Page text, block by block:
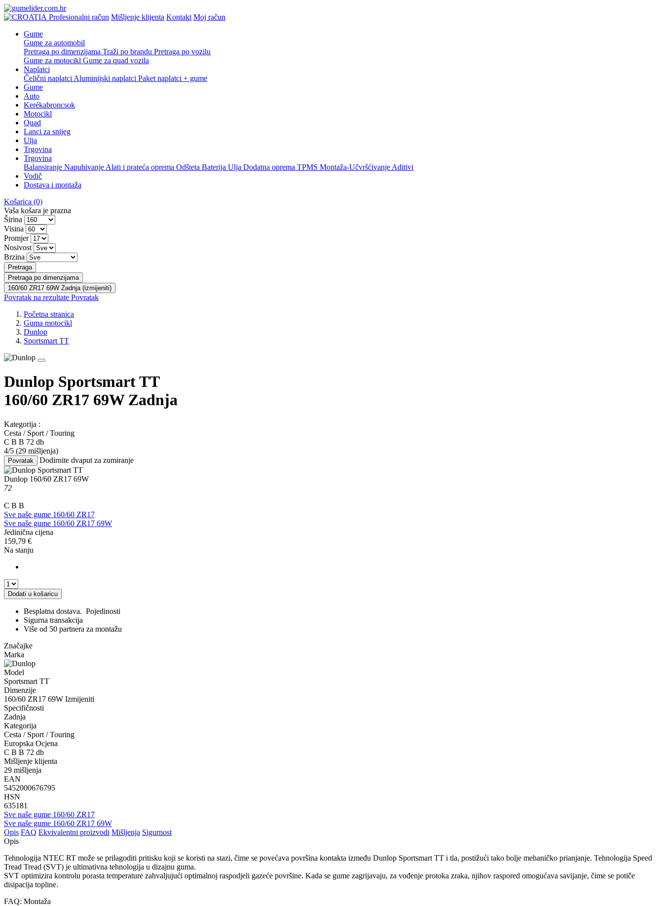
Profesionalni račun Mišljenje klijenta Kontakt Moj račun
Gume
Gume za automobil
Pretraga po dimenzijama Traži po brandu Pretraga po vozilu
Gume za motocikl Gume za quad vozila
Naplatci
Čelični naplatci Aluminijski naplatci Paket naplatci + gume
Gume
Auto
Kerékabroncsok
Motocikl
Quad
Lanci za snijeg
Ulja
Trgovina
Trgovina
Balansiranje Napuhivanje Alati i prateća oprema Odšteta Baterija Ulja Dodatna oprema TPMS Montaža-Učvršćivanje Aditivi
Vodič
Dostava i montaža
Košarica (0)
Vaša košara je prazna
Širina
Visina
Promjer
Nosivost
Brzina
Pretraga
Pretraga po dimenzijama
160/60 ZR17 69W Zadnja (izmijeniti)
Povratak na rezultate Povratak
Početna stranica
Guma motocikl
Dunlop
Sportsmart TT
Dunlop Sportsmart TT
160/60 ZR17 69W Zadnja
Kategorija :
Cesta / Sport / Touring
C B B 72 db
4/5 (29 mišljenja)
Povratak Dodirnite dvaput za zumiranje
Dunlop 160/60 ZR17 69W
72
C B B
Sve naše gume 160/60 ZR17
Sve naše gume 160/60 ZR17 69W
Jedinična cijena
159,79 €
Na stanju
Dodati u košaricu
Besplatna dostava. Pojedinosti
Sigurna transakcija
Više od 50 partnera za montažu
Značajke
Marka
Model
Sportsmart TT
Dimenzije
160/60 ZR17 69W Izmijeniti
Specifičnosti
Zadnja
Kategorija
Cesta / Sport / Touring
Europska Ocjena
C B B 72 db
Mišljenje klijenta
29 mišljenja
EAN
5452000676795
HSN
635181
Sve naše gume 160/60 ZR17
Sve naše gume 160/60 ZR17 69W
Opis FAQ Ekvivalentni proizvodi Mišljenja Sigurnost
Opis
Tehnologija NTEC RT može se prilagoditi pritisku koji se koristi na stazi, čime se povećava površina kontakta između Dunlop Sportsmart TT i tla, postižući tako bolje mehaničko prianjanje. Tehnologija Speed
Tread Tread (SVT) je ultimativna tehnologija u dizajnu guma.
SVT optimizira kontrolu porasta temperature zahvaljujući optimalnoj raspodjeli gazeće površine. Kada se gume zagrijavaju, za vođenje protoka zraka, njihov raspored omogućava savijanje, čime se potiče
disipacija topline.
FAQ: Montaža